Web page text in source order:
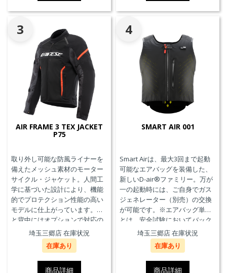
3
AIR FRAME 3 TEX JACKET
P75
取り外し可能な防風ライナーを
備えたメッシュ素材のモーター
サイクル・ジャケット。人間工
学に基づいた設計により、機能
的でプロテクション性能の高い
モデルに仕上がっています。胸
と背中にはオプションで対応の
プロテクターを装着することが
できます。また、防水の内ポケ
ット、EN17092クラスA認証、パ
ンツと接続可能なファスナーを
備えています。
埼玉三郷店 在庫状況
在庫あり
商品詳細
4
SMART AIR 001
Smart Airは、最大3回まで起動
可能なエアバッグを装備した、
新しいD-air®ファミリー。万が
一の起動時には、ご自身でガス
ジェネレーター（別売）の交換
が可能です。※エアバッグ単体
とは、安全試験においてバック
プロテクターとの併用を必要と
せず、エアバッグことを指しま
埼玉三郷店 在庫状況
在庫あり
商品詳細